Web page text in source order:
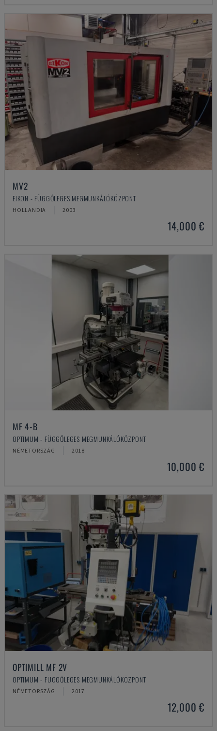
MV2
EIKON - FÜGGŐLEGES MEGMUNKÁLÓKÖZPONT
HOLLANDIA 2003
14,000 €
MF 4-B
OPTIMUM - FÜGGŐLEGES MEGMUNKÁLÓKÖZPONT
NÉMETORSZÁG 2018
10,000 €
OPTIMILL MF 2V
OPTIMUM - FÜGGŐLEGES MEGMUNKÁLÓKÖZPONT
NÉMETORSZÁG 2017
12,000 €